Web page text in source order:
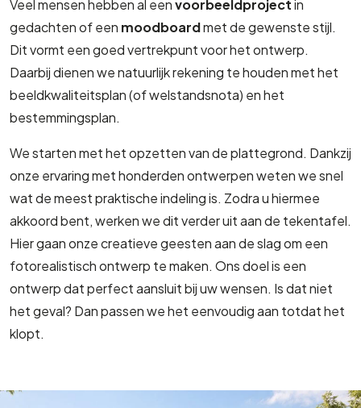
Veel mensen hebben al eenvoorbeeldprojectin
gedachten of een moodboardmet de gewenste stijl.
Dit vormt een goed vertrekpunt voor het ontwerp.
Daarbij dienen we natuurlijk rekening te houden met het
beeldkwaliteitsplan (of welstandsnota) en het
bestemmingsplan.
We starten met het opzetten van de plattegrond. Dankzij
onze ervaring met honderden ontwerpen weten we snel
wat de meest praktische indeling is. Zodra u hiermee
akkoord bent, werken we dit verder uit aan de tekentafel.
Hier gaan onze creatieve geesten aan de slag om een
fotorealistisch ontwerp te maken. Ons doel is een
ontwerp dat perfect aansluit bij uw wensen. Is dat niet
het geval? Dan passen we het eenvoudig aan totdat het
klopt.